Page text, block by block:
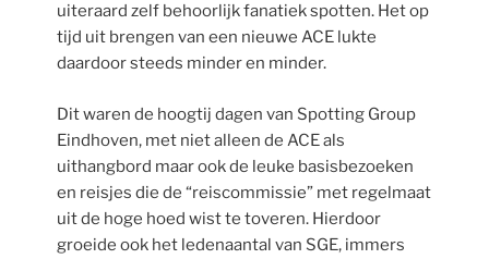
uiteraard zelf behoorlijk fanatiek spotten. Het op
tijd uit brengen van een nieuwe ACE lukte
daardoor steeds minder en minder.
Dit waren de hoogtij dagen van Spotting Group
Eindhoven, met niet alleen de ACE als
uithangbord maar ook de leuke basisbezoeken
en reisjes die de “reiscommissie” met regelmaat
uit de hoge hoed wist te toveren. Hierdoor
groeide ook het ledenaantal van SGE, immers